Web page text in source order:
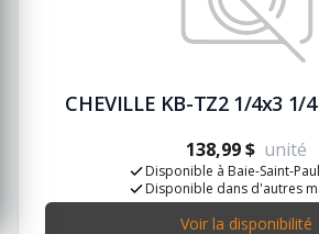
CHEVILLE KB-TZ2 1/4x3 1/
138,99 $ unité
Disponible à Baie-Saint-Paul
Disponible dans d'autres
Voir la disponibilité